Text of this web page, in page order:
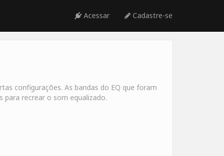
Acessar Cadastre-se
configurações. As bandas do EQ que foram
recrear o som equalizado.